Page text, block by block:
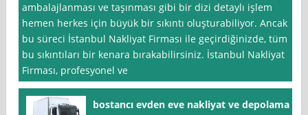
ambalajlanması ve taşınması gibi bir dizi detaylı işlem
hemen herkes için büyük bir sıkıntı oluşturabiliyor. Ancak
bu süreci İstanbul Nakliyat Firması ile geçirdiğinizde, tüm
bu sıkıntıları bir kenara bırakabilirsiniz. İstanbul Nakliyat
Firması, profesyonel ve
bostancı evden eve nakliyat ve depolama